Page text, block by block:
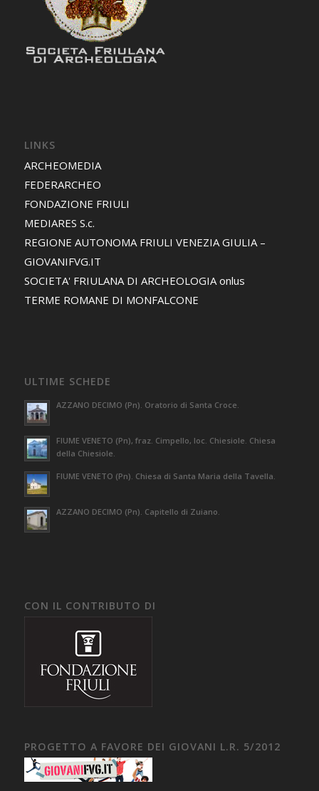
LINKS
ARCHEOMEDIA
FEDERARCHEO
FONDAZIONE FRIULI
MEDIARES S.c.
REGIONE AUTONOMA FRIULI VENEZIA GIULIA –
GIOVANIFVG.IT
SOCIETA' FRIULANA DI ARCHEOLOGIA onlus
TERME ROMANE DI MONFALCONE
ULTIME SCHEDE
AZZANO DECIMO (Pn). Oratorio di Santa Croce.
FIUME VENETO (Pn), fraz. Cimpello, loc. Chiesiole. Chiesa
della Chiesiole.
FIUME VENETO (Pn). Chiesa di Santa Maria della Tavella.
AZZANO DECIMO (Pn). Capitello di Zuiano.
CON IL CONTRIBUTO DI
PROGETTO A FAVORE DEI GIOVANI L.R. 5/2012